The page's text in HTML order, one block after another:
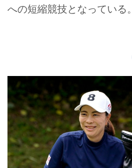
への短縮競技となっている。